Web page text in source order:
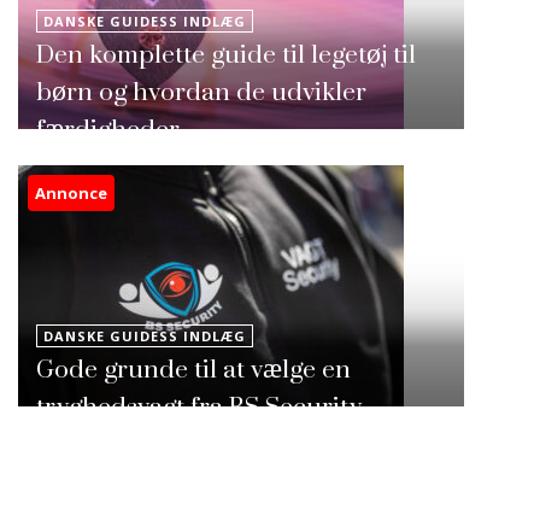
DANSKE GUIDESS INDLÆG
Den komplette guide til legetøj til
børn og hvordan de udvikler
færdigheder
Annonce
DANSKE GUIDESS INDLÆG
Gode grunde til at vælge en
tryghedsvagt fra BS Security